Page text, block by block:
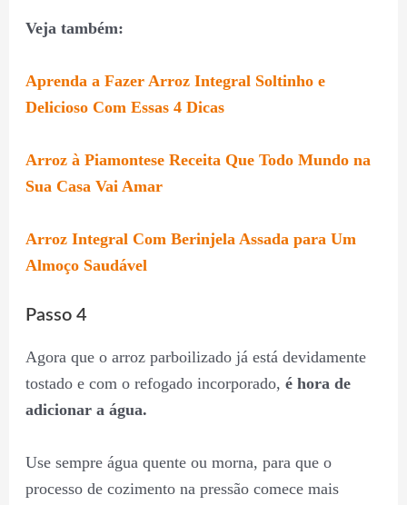
Veja também:
Aprenda a Fazer Arroz Integral Soltinho e
Delicioso Com Essas 4 Dicas
Arroz à Piamontese Receita Que Todo Mundo na
Sua Casa Vai Amar
Arroz Integral Com Berinjela Assada para Um
Almoço Saudável
Passo 4
Agora que o arroz parboilizado já está devidamente
tostado e com o refogado incorporado, é hora de
adicionar a água.
Use sempre água quente ou morna, para que o
processo de cozimento na pressão comece mais